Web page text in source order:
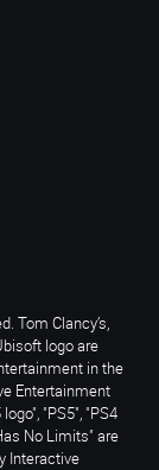
Tom Clancy’s,
logo are
in the
Entertainment
"PS5", "PS4
No Limits" are
Interactive